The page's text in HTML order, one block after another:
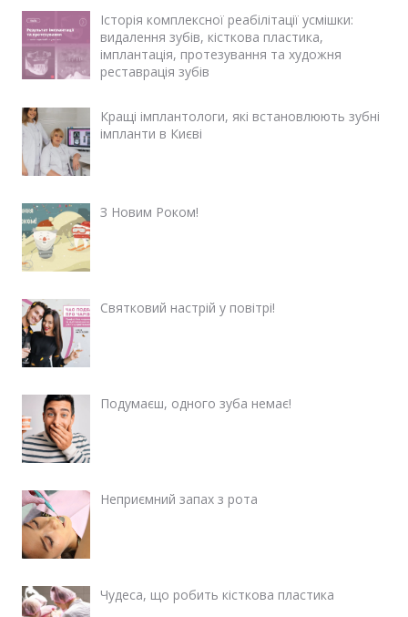
Історія комплексної реабілітації усмішки:
видалення зубів, кісткова пластика,
імплантація, протезування та художня
реставрація зубів
Кращі імплантологи, які встановлюють зубні
імпланти в Києві
З Новим Роком!
Святковий настрій у повітрі!
Подумаєш, одного зуба немає!
Неприємний запах з рота
Чудеса, що робить кісткова пластика